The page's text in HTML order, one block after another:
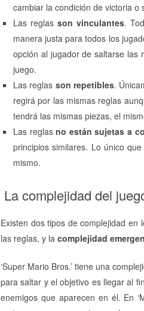
cambiar la condición de victoria
Las reglasson vinculantes.
manera justa para todos los
opción al jugador de saltarse las
juego.
Las reglas son repetibles.
regirá por las mismas reglas
tendrá las mismas piezas, el
Las reglasno están sujetas a
principios similares. Lo único
mismo.
La complejidad del
Existen dos tipos de complejidad en
las reglas, y la complejidad
‘Super Mario Bros.’ tiene una
para saltar y el objetivo es llegar al
enemigos que aparecen en él. En